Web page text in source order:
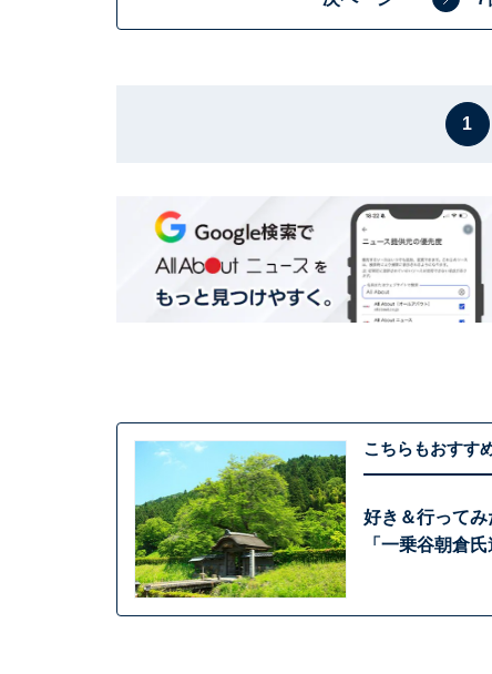
1
こちらもおすす
好き＆行って
「一乗谷朝倉